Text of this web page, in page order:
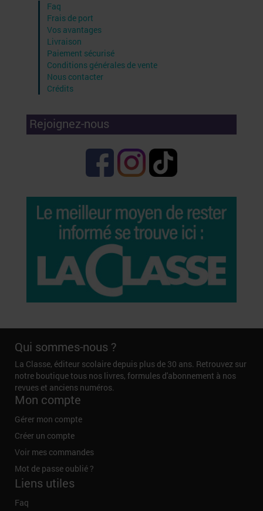
Faq
Frais de port
Vos avantages
Livraison
Paiement sécurisé
Conditions générales de vente
Nous contacter
Crédits
Rejoignez-nous
Qui sommes-nous ?
La Classe, éditeur scolaire depuis plus de 30 ans. Retrouvez sur
notre boutique tous nos livres, formules d'abonnement à nos
revues et anciens numéros.
Mon compte
Gérer mon compte
Créer un compte
Voir mes commandes
Mot de passe oublié ?
Liens utiles
Faq